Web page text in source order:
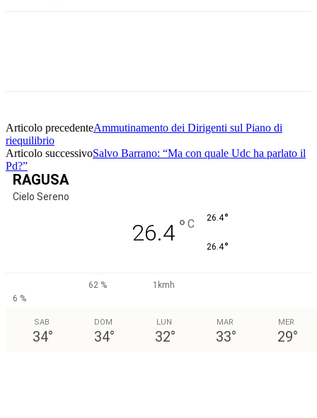
Articolo precedenteAmmutinamento dei Dirigenti sul Piano di
riequilibrio
Articolo successivoSalvo Barrano: “Ma con quale Udc ha parlato il
Pd?”
RAGUSA
Cielo Sereno
26.4 ° C 26.4°
26.4°
62 %
1kmh
6 %
SAB
34°
DOM
34°
LUN
32°
MAR
33°
MER
29°